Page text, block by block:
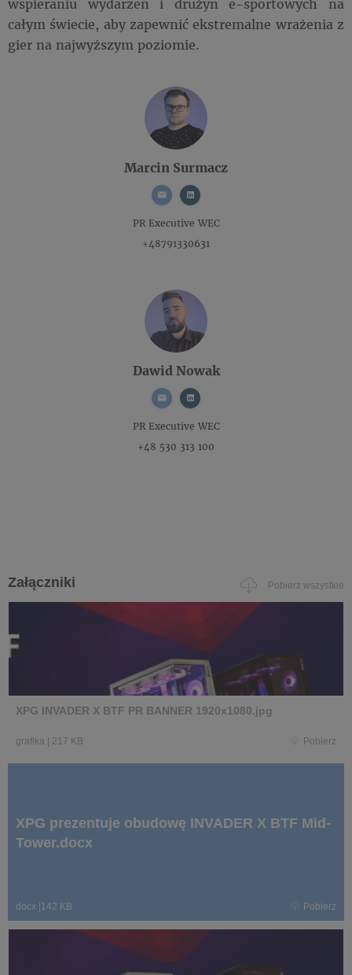
wspieraniu wydarzeń i drużyn e-sportowych na
całym świecie, aby zapewnić ekstremalne wrażenia z
gier na najwyższym poziomie.
Marcin Surmacz
PR Executive WEC
+48791330631
Dawid Nowak
PR Executive WEC
+48 530 313 100
Załączniki Pobierz wszystkie
XPG INVADER X BTF PR BANNER 1920x1080.jpg
grafika | 217 KB Pobierz
XPG prezentuje obudowę INVADER X BTF Mid-
Tower.docx
docx |142 KB Pobierz